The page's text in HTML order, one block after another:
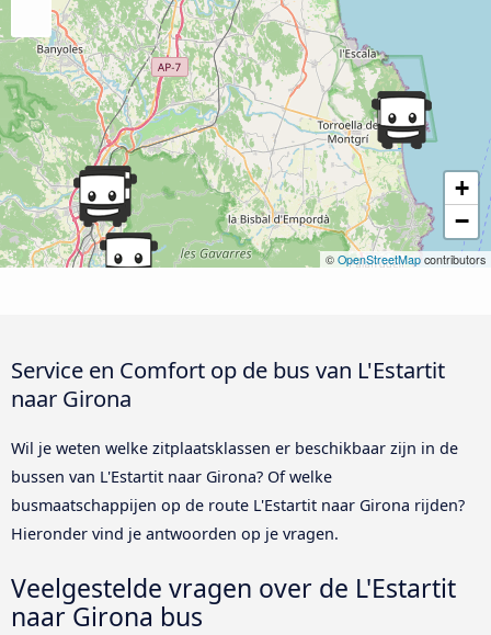
+
−
© OpenStreetMap contributors
Service en Comfort op de bus van L'Estartit
naar Girona
Wil je weten welke zitplaatsklassen er beschikbaar zijn in de
bussen van L'Estartit naar Girona? Of welke
busmaatschappijen op de route L'Estartit naar Girona rijden?
Hieronder vind je antwoorden op je vragen.
Veelgestelde vragen over de L'Estartit
naar Girona bus